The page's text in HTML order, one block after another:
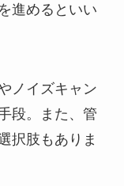
進めるといい
ノイズキャン
段。また、管
択肢もありま